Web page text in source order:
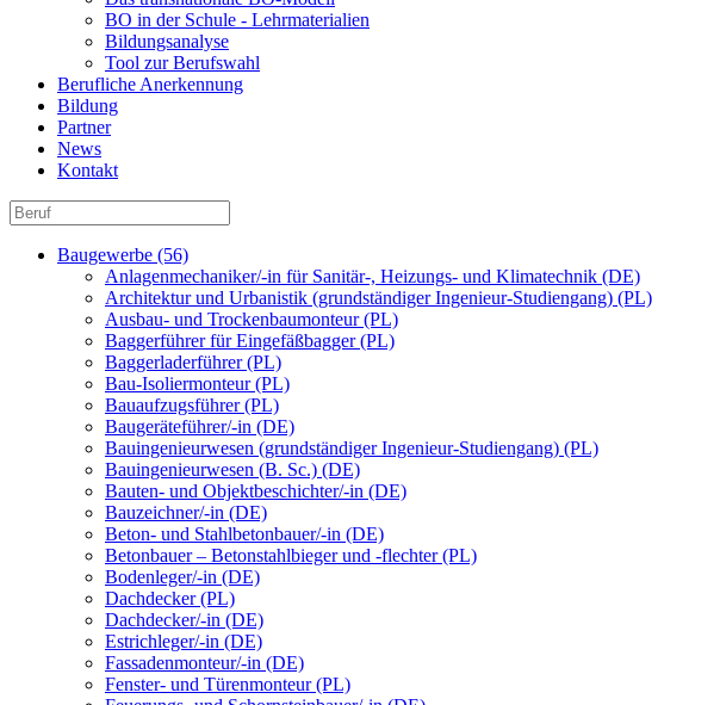
BO in der Schule - Lehrmaterialien
Bildungsanalyse
Tool zur Berufswahl
Berufliche Anerkennung
Bildung
Partner
News
Kontakt
Baugewerbe (56)
Anlagenmechaniker/-in für Sanitär-, Heizungs- und Klimatechnik (DE)
Architektur und Urbanistik (grundständiger Ingenieur-Studiengang) (PL)
Ausbau- und Trockenbaumonteur (PL)
Baggerführer für Eingefäßbagger (PL)
Baggerladerführer (PL)
Bau-Isoliermonteur (PL)
Bauaufzugsführer (PL)
Baugeräteführer/-in (DE)
Bauingenieurwesen (grundständiger Ingenieur-Studiengang) (PL)
Bauingenieurwesen (B. Sc.) (DE)
Bauten- und Objektbeschichter/-in (DE)
Bauzeichner/-in (DE)
Beton- und Stahlbetonbauer/-in (DE)
Betonbauer – Betonstahlbieger und -flechter (PL)
Bodenleger/-in (DE)
Dachdecker (PL)
Dachdecker/-in (DE)
Estrichleger/-in (DE)
Fassadenmonteur/-in (DE)
Fenster- und Türenmonteur (PL)